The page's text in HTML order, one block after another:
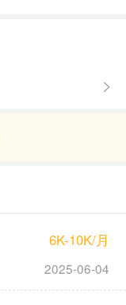
6K-10K/月
2025-06-04